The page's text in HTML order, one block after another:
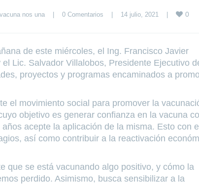
nos una 0 Comentarios 14 julio, 2021 0
de este miércoles, el Ing. Francisco Javier
Lic. Salvador Villalobos, Presidente Ejecutivo
proyectos y programas encaminados a
el movimiento social para promover la
objetivo es generar confianza en la vacuna
acepte la aplicación de la misma. Esto con
así como contribuir a la reactivación
que se está vacunando algo positivo, y cómo la
perdido. Asimismo, busca sensibilizar a la